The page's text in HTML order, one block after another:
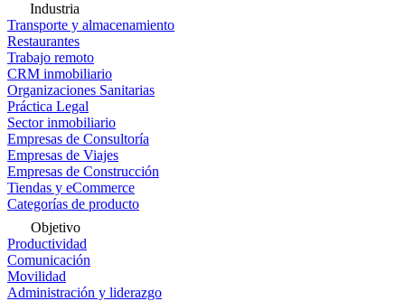
Industria
Transporte y almacenamiento
Restaurantes
Trabajo remoto
CRM inmobiliario
Organizaciones Sanitarias
Práctica Legal
Sector inmobiliario
Empresas de Consultoría
Empresas de Viajes
Empresas de Construcción
Tiendas y eCommerce
Categorías de producto
Objetivo
Productividad
Comunicación
Movilidad
Administración y liderazgo